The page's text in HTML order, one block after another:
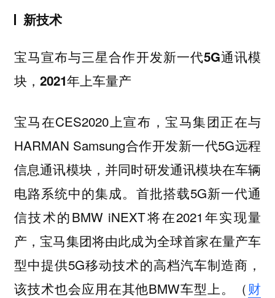
新技术
宝马宣布与三星合作开发新一代5G通讯模
块，2021年上车量产
宝马在CES2020上宣布，宝马集团正在与
HARMAN Samsung合作开发新一代5G远程
信息通讯模块，并同时研发通讯模块在车辆
电路系统中的集成。首批搭载5G新一代通
信技术的BMW iNEXT将在2021年实现量
产，宝马集团将由此成为全球首家在量产车
型中提供5G移动技术的高档汽车制造商，
该技术也会应用在其他BMW车型上。（ 财